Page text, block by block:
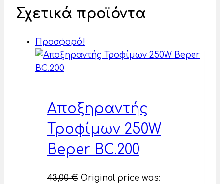
Σχετικά προϊόντα
Προσφορά!
Αποξηραντής
Τροφίμων 250W
Beper BC.200
43,00€ Original price was: